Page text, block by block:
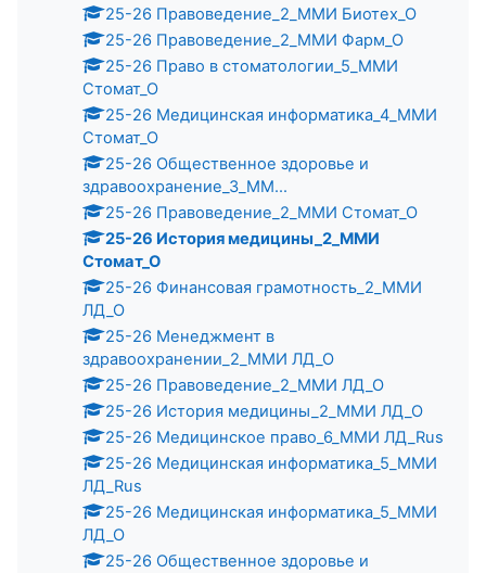
25-26 Правоведение_2_ММИ Биотех_О
25-26 Правоведение_2_ММИ Фарм_О
25-26 Право в стоматологии_5_ММИ
Стомат_О
25-26 Медицинская информатика_4_ММИ
Стомат_О
25-26 Общественное здоровье и
здравоохранение_3_ММ...
25-26 Правоведение_2_ММИ Стомат_О
25-26 История медицины_2_ММИ
Стомат_О
25-26 Финансовая грамотность_2_ММИ
ЛД_О
25-26 Менеджмент в
здравоохранении_2_ММИ ЛД_О
25-26 Правоведение_2_ММИ ЛД_О
25-26 История медицины_2_ММИ ЛД_О
25-26 Медицинское право_6_ММИ ЛД_Rus
25-26 Медицинская информатика_5_ММИ
ЛД_Rus
25-26 Медицинская информатика_5_ММИ
ЛД_О
25-26 Общественное здоровье и